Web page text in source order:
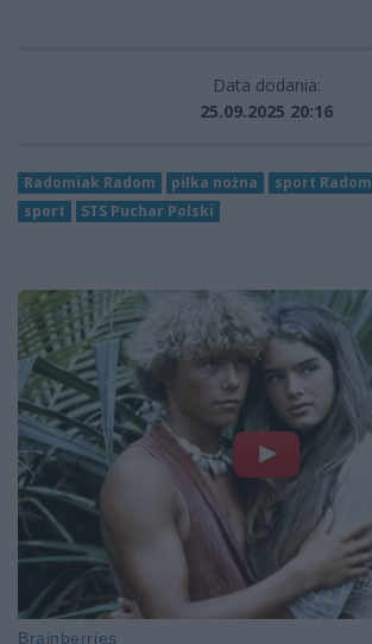
Data dodania:
25.09.2025 20:16
Radomiak Radom piłka nożna sport Radom
sport
STS Puchar Polski